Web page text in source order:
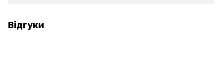
Відгуки